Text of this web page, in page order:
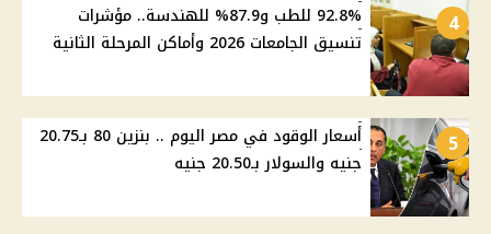
4
92.8% للطب و87.9% للهندسة.. مؤشرات
تنسيق الجامعات 2026 وأماكن المرحلة الثانية
5
أسعار الوقود في مصر اليوم .. بنزين 80 بـ20.75
جنيه والسولار بـ20.50 جنيه